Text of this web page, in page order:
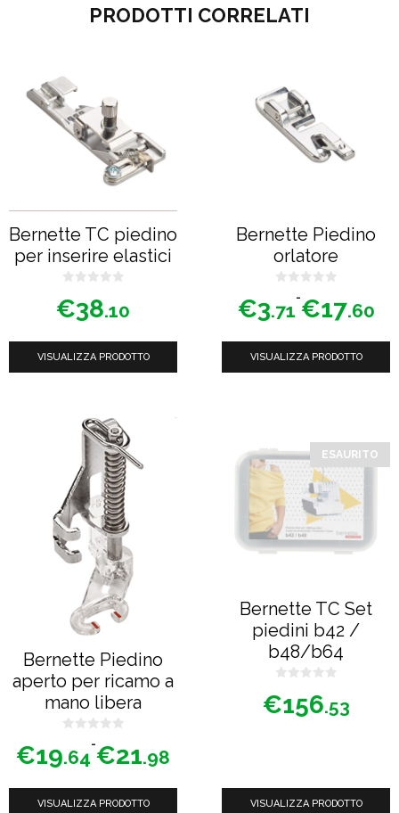
PRODOTTI CORRELATI
Bernette TC piedino
per inserire elastici
s
u
€38.10
VISUALIZZA PRODOTTO
Bernette Piedino
orlatore
s
u
€3.71
-€17.60
di
da
VISUALIZZA PRODOTTO
essere
pagina
del
Bernette Piedino
aperto per ricamo a
mano libera
s
u
€19.64
-€21.98
Fascia
di
da
VISUALIZZA PRODOTTO
varianti.
nella
pagina
ESAURITO
Bernette TC Set
piedini b42 /
b48/b64
s
u
€156.53
VISUALIZZA PRODOTTO